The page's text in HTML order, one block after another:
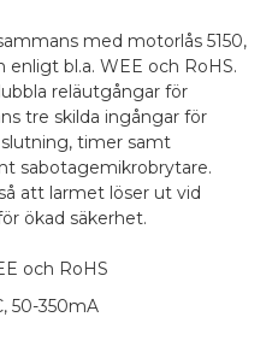
med motorlås 5150,
enligt bl.a. WEE och RoHS.
reläutgångar för
tre skilda ingångar för
timer samt
sabotagemikrobrytare.
att larmet löser ut vid
ökad säkerhet.
och RoHS
50-350mA